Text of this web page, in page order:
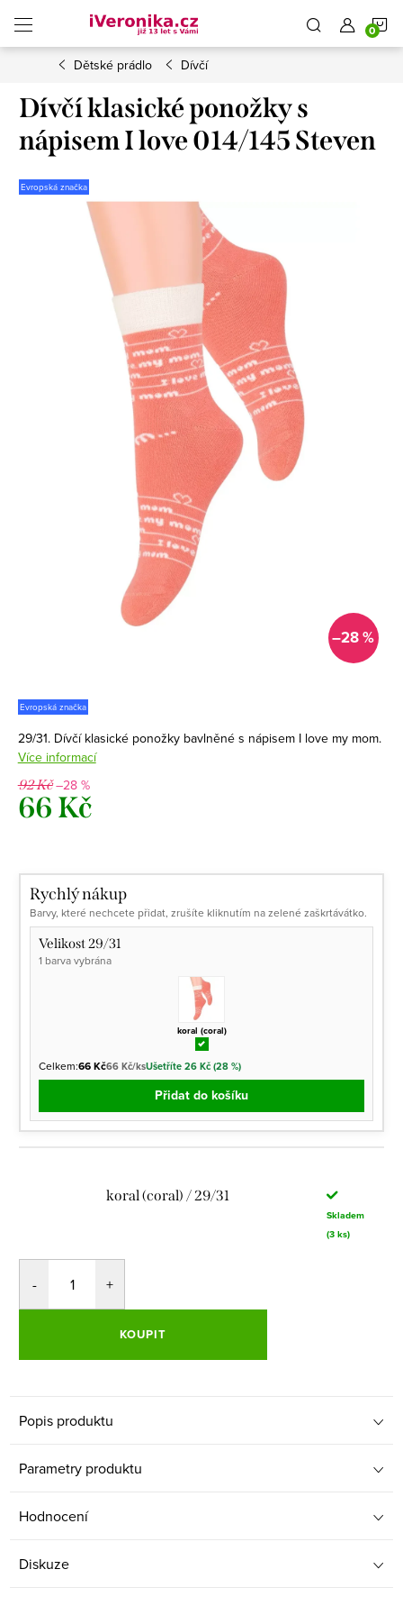
obsah
Dětské prádlo Dívčí
Dívčí klasické ponožky s
nápisem I love 014/145 Steven
Evropská značka
–28 %
Evropská značka
29/31. Dívčí klasické ponožky bavlněné s nápisem I love my mom.
Více informací
92 Kč–28 %
66 Kč
Rychlý nákup
Barvy, které nechcete přidat, zrušíte kliknutím na zelené zaškrtávátko.
Velikost 29/31
1 barva vybrána
koral (coral)
Celkem:66 Kč66 Kč/ksUšetříte 26 Kč (28 %)
Přidat do košíku
koral (coral) / 29/31
Skladem
(3 ks)
KOUPIT
Popis produktu
Parametry produktu
Hodnocení
Diskuze